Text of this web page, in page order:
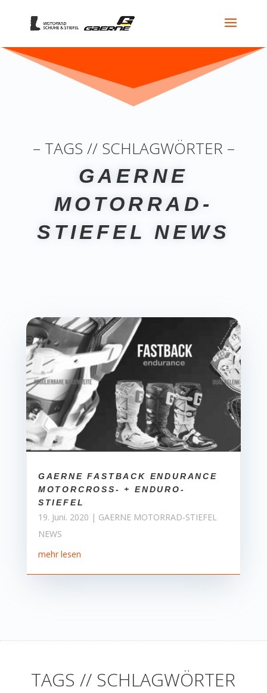
– TAGS // SCHLAGWÖRTER –
GAERNE
MOTORRAD-
STIEFEL NEWS
GAERNE FASTBACK ENDURANCE
MOTORCROSS- + ENDURO-
STIEFEL
19. Juni. 2020 | GAERNE MOTORRAD-STIEFEL
NEWS
mehr lesen
TAGS // SCHLAGWÖRTER